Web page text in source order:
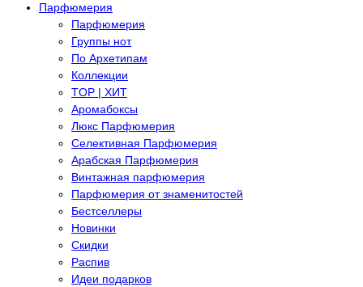
Парфюмерия
Парфюмерия
Группы нот
По Архетипам
Коллекции
TOP | ХИТ
Аромабоксы
Люкс Парфюмерия
Селективная Парфюмерия
Арабская Парфюмерия
Винтажная парфюмерия
Парфюмерия от знаменитостей
Бестселлеры
Новинки
Скидки
Распив
Идеи подарков